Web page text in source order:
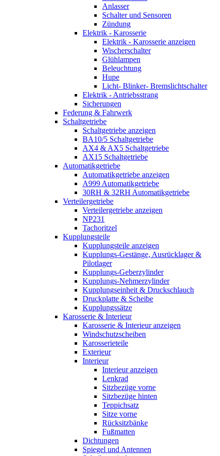
Anlasser
Schalter und Sensoren
Zündung
Elektrik - Karosserie
Elektrik - Karosserie anzeigen
Wischerschalter
Glühlampen
Beleuchtung
Hupe
Licht- Blinker- Bremslichtschalter
Elektrik - Antriebsstrang
Sicherungen
Federung & Fahrwerk
Schaltgetriebe
Schaltgetriebe anzeigen
BA10/5 Schaltgetriebe
AX4 & AX5 Schaltgetriebe
AX15 Schaltgetriebe
Automatikgetriebe
Automatikgetriebe anzeigen
A999 Automatikgetriebe
30RH & 32RH Automatikgetriebe
Verteilergetriebe
Verteilergetriebe anzeigen
NP231
Tachoritzel
Kupplungsteile
Kupplungsteile anzeigen
Kupplungs-Gestänge, Ausrücklager &
Pilotlager
Kupplungs-Geberzylinder
Kupplungs-Nehmerzylinder
Kupplungseinheit & Druckschlauch
Druckplatte & Scheibe
Kupplungssätze
Karosserie & Interieur
Karosserie & Interieur anzeigen
Windschutzscheiben
Karosserieteile
Exterieur
Interieur
Interieur anzeigen
Lenkrad
Sitzbezüge vorne
Sitzbezüge hinten
Teppichsatz
Sitze vorne
Rücksitzbänke
Fußmatten
Dichtungen
Spiegel und Antennen